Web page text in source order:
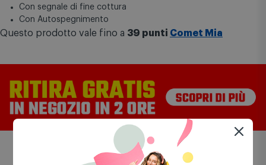
Con segnale di fine cottura
Con Autospegnimento
Questo prodotto vale fino a 39 punti Comet Mia
Prodotti simili